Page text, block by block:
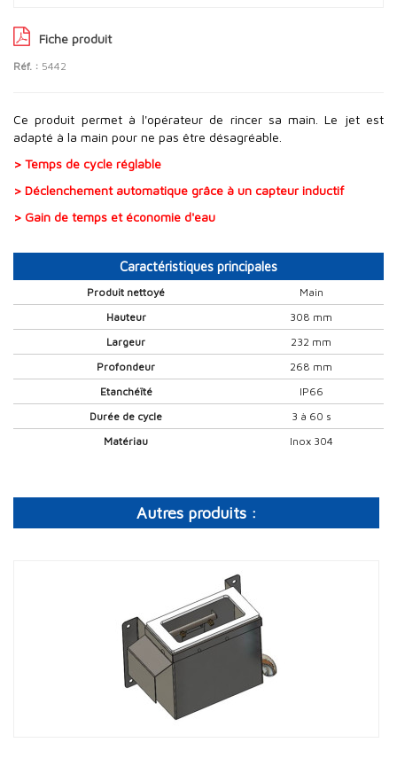
Fiche produit
Réf. : 5442
Ce produit permet à l'opérateur de rincer sa main. Le jet est
adapté à la main pour ne pas être désagréable.
> Temps de cycle réglable
> Déclenchement automatique grâce à un capteur inductif
> Gain de temps et économie d'eau
Caractéristiques principales
Produit nettoyé
Main
Hauteur
308 mm
Largeur
232 mm
Profondeur
268 mm
Etanchéïté
IP66
Durée de cycle
3 à 60 s
Matériau
Inox 304
Autres produits :